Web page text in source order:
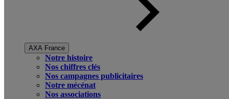
AXA France
Notre histoire
Nos chiffres clés
Nos campagnes publicitaires
Notre mécénat
Nos associations